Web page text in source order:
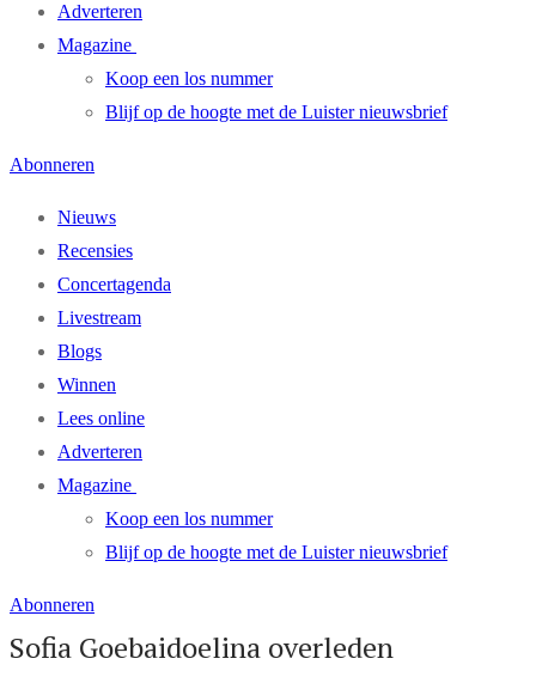
Adverteren
Magazine
Koop een los nummer
Blijf op de hoogte met de Luister nieuwsbrief
Abonneren
Nieuws
Recensies
Concertagenda
Livestream
Blogs
Winnen
Lees online
Adverteren
Magazine
Koop een los nummer
Blijf op de hoogte met de Luister nieuwsbrief
Abonneren
Sofia Goebaidoelina overleden